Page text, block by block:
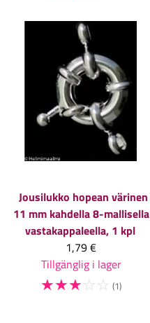
Jousilukko hopean värinen
11 mm kahdella 8-mallisella
vastakappaleella, 1 kpl
1,79 €
Tillgänglig i lager
☆☆☆☆ ☆ (1)